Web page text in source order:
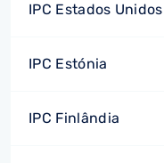
IPC Estados Unidos
IPC Estónia
IPC Finlândia